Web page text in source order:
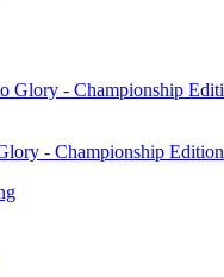
- Championship Edition